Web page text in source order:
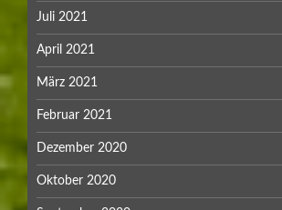
Juli 2021
April 2021
März 2021
Februar 2021
Dezember 2020
Oktober 2020